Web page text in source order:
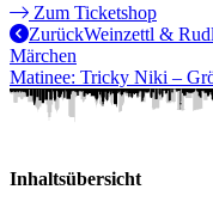
Zum Ticketshop
ZurückWeinzettl &
Märchen
Matinee: Tricky Niki –
Inhaltsübersicht